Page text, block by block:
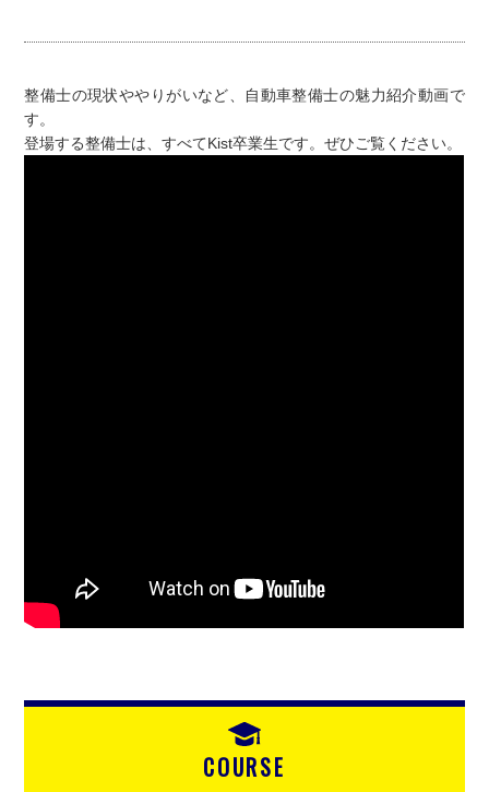
整備士の現状ややりがいなど、自動車整備士の魅力紹介動画で
す。
登場する整備士は、すべてKist卒業生です。ぜひご覧ください。
COURSE